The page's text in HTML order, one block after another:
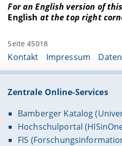
For an English version of
English at the top right
Seite 45018
Kontakt Impressum
Zentrale Online-Services
Bamberger Katalog
Hochschulportal
FIS